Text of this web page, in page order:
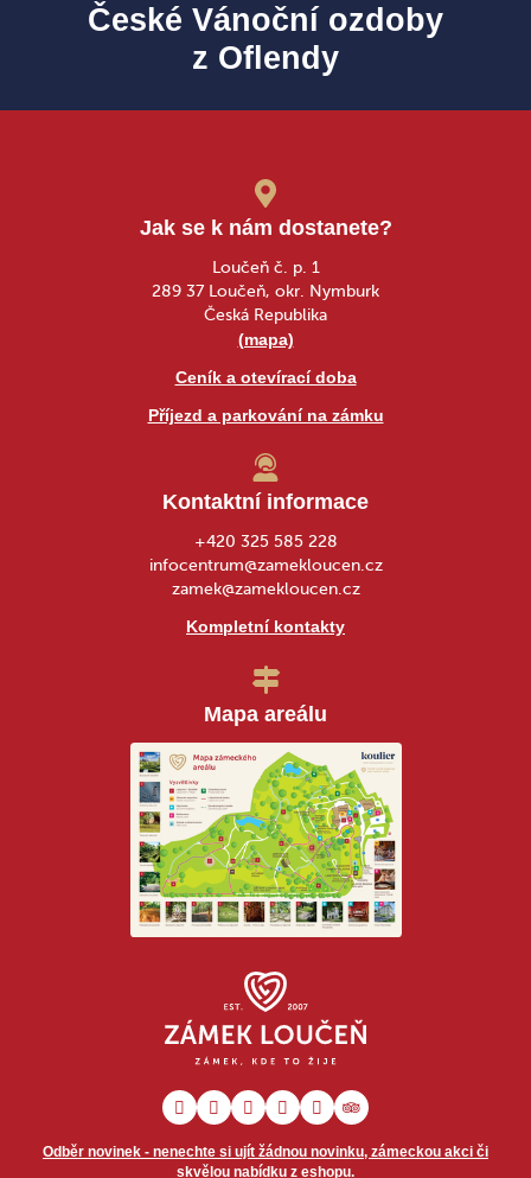
České Vánoční ozdoby
z Oflendy
Jak se k nám dostanete?
Loučeň č. p. 1
289 37 Loučeň, okr. Nymburk
Česká Republika
(mapa)
Ceník a otevírací doba
Příjezd a parkování na zámku
Odběr novinek - nenechte si ujít žádnou novinku, zámeckou akci či
skvělou nabídku z eshopu.
Kontaktní informace
+420 325 585 228
infocentrum@zamekloucen.cz
zamek@zamekloucen.cz
Kompletní kontakty
Mapa areálu